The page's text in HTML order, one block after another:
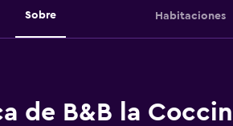
Sobre Habitaciones
de B&B la